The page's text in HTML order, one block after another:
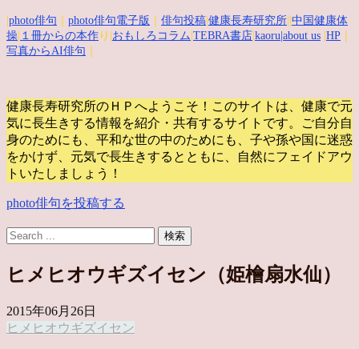
photo俳句 photo俳句電子版 俳句投稿 健康長寿研究所 中国健康体
操 １冊からの本作 り| おもしろコラム TEBRA書店 kaoru |about us HP
写真からAI俳句
健康長寿研究所のＨＰへようこそ！このサイトは、健康で元
気に長生きする情報を紹介・共有するサイトです。
ご自分自
身のためにも、平和な世の中のためにも、子や孫や国に迷惑
をかけず、元気で長生きするとともに、自然にフェイドアウ
トいたしましょう！
photo俳句を投稿する
ヒメヒオウギズイセン（姫檜扇水仙）
2015年06月26日
ヒメヒオウギズイセン